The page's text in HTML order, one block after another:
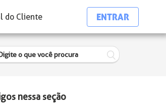
do Cliente ENTRAR
nessa seção